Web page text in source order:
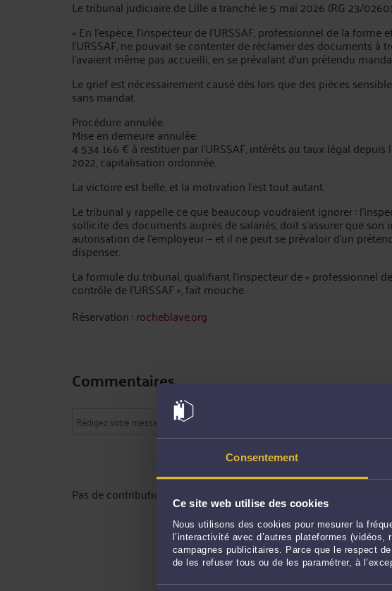
Consentement
Ce site web utilise des cookies
Nous utilisons des cookies pour mesurer la
l’interactivité avec d’autres plateformes
campagnes publicitaires. Parce que le respect
de les refuser tous ou de les paramétrer, à
Le tribunal judiciaire de Lille a tranché le 5 mai 2026 (RG 23/
« En l'espèce, l'inspecteur de l'URSSAF, professionnel de la
l'URSSAF, ne pouvait se contenter de réclamer des documents à
l'avaient même pas accueilli, en se prévalant d'un prétendu
Le grief est nécessairement causé dès lors que des pièces
sans mandat.
Procédure annulée.
Mise en demeure annulée.
4 534 166 € à restituer par l'URSSAF, intérêts au taux légal
2022, capitalisation ordonnée.
La victoire est belle, et la motivation l'est tout autant.
Le tribunal y rappelle ce que beaucoup voudraient ignorer :
sollicite des documents auprès de salariés, doit s'assurer que
autorisation de l'employeur — et il ne peut se prévaloir d'un
dispenser.
La formule du tribunal, qualifiant l'inspecteur de « professionnel
contrôle de l'URSSAF », fait mouche.
Réservation :rocheblave.org
Commentaires
Pas de contribution, soyez le premier